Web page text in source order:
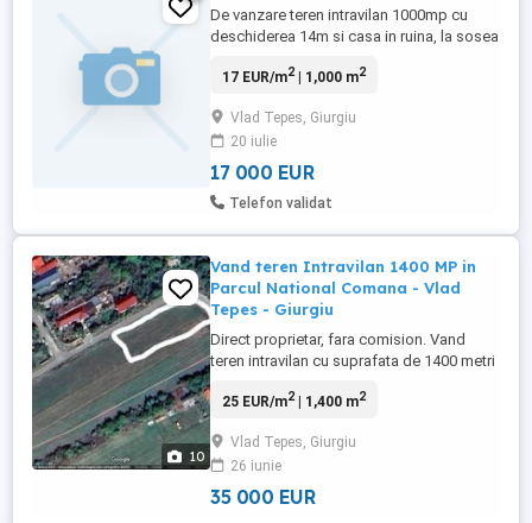
De vanzare teren intravilan 1000mp cu
deschiderea 14m si casa in ruina, la sosea
17 EUR/m2| 1,000 m2
Vlad Tepes, Giurgiu
20 iulie
17 000 EUR
Telefon validat
10
Vand teren Intravilan 1400 MP in
Parcul National Comana - Vlad
Tepes - Giurgiu
Direct proprietar, fara comision. Vand
teren intravilan cu suprafata de 1400 metri
protectie a Parcului National Comana si a
satul Vlad Tepes, comuna Comana,
Judetul Giurgiu si este destinat pentru
locuinte. Deschidere ...
25 EUR/m2| 1,400 m2
Vlad Tepes, Giurgiu
26 iunie
35 000 EUR